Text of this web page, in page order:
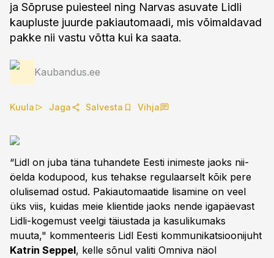
ja Sõpruse puiesteel ning Narvas asuvate Lidli
kaupluste juurde pakiautomaadi, mis võimaldavad
pakke nii vastu võtta kui ka saata.
Kaubandus.ee
Kuula Jaga Salvesta Vihja
“Lidl on juba täna tuhandete Eesti inimeste jaoks nii-
öelda kodupood, kus tehakse regulaarselt kõik pere
olulisemad ostud. Pakiautomaatide lisamine on veel
üks viis, kuidas meie klientide jaoks nende igapäevast
Lidli-kogemust veelgi täiustada ja kasulikumaks
muuta," kommenteeris Lidl Eesti kommunikatsioonijuht
Katrin Seppel, kelle sõnul valiti Omniva näol